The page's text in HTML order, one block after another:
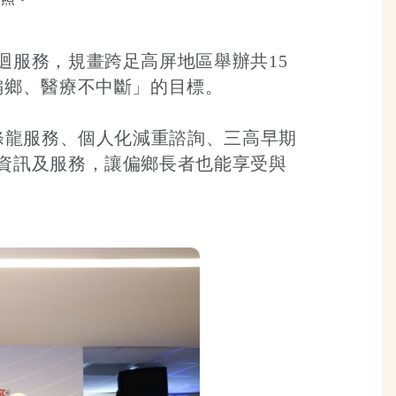
服務，規畫跨足高屏地區舉辦共15
、醫療不中斷」的目標。
服務、個人化減重諮詢、三高早期
訊及服務，讓偏鄉長者也能享受與